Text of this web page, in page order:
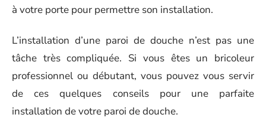
à votre porte pour permettre son installation.
L’installation d’une paroi de douche n’est pas une
tâche très compliquée. Si vous êtes un bricoleur
professionnel ou débutant, vous pouvez vous servir
de ces quelques conseils pour une parfaite
installation de votre paroi de douche.